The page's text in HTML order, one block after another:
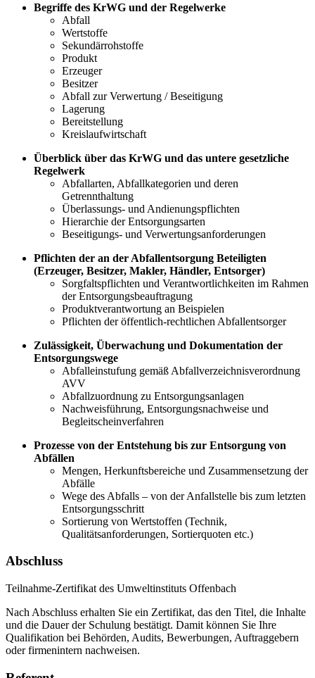
Begriffe des KrWG und der Regelwerke
Abfall
Wertstoffe
Sekundärrohstoffe
Produkt
Erzeuger
Besitzer
Abfall zur Verwertung / Beseitigung
Lagerung
Bereitstellung
Kreislaufwirtschaft
Überblick über das KrWG und das untere gesetzliche
Regelwerk
Abfallarten, Abfallkategorien und deren
Getrennthaltung
Überlassungs- und Andienungspflichten
Hierarchie der Entsorgungsarten
Beseitigungs- und Verwertungsanforderungen
Pflichten der an der Abfallentsorgung Beteiligten
(Erzeuger, Besitzer, Makler, Händler, Entsorger)
Sorgfaltspflichten und Verantwortlichkeiten im Rahmen
der Entsorgungsbeauftragung
Produktverantwortung an Beispielen
Pflichten der öffentlich-rechtlichen Abfallentsorger
Zulässigkeit, Überwachung und Dokumentation der
Entsorgungswege
Abfalleinstufung gemäß Abfallverzeichnisverordnung
AVV
Abfallzuordnung zu Entsorgungsanlagen
Nachweisführung, Entsorgungsnachweise und
Begleitscheinverfahren
Prozesse von der Entstehung bis zur Entsorgung von
Abfällen
Mengen, Herkunftsbereiche und Zusammensetzung der
Abfälle
Wege des Abfalls – von der Anfallstelle bis zum letzten
Entsorgungsschritt
Sortierung von Wertstoffen (Technik,
Qualitätsanforderungen, Sortierquoten etc.)
Abschluss
Teilnahme-Zertifikat des Umweltinstituts Offenbach
Nach Abschluss erhalten Sie ein Zertifikat, das den Titel, die Inhalte
und die Dauer der Schulung bestätigt. Damit können Sie Ihre
Qualifikation bei Behörden, Audits, Bewerbungen, Auftraggebern
oder firmenintern nachweisen.